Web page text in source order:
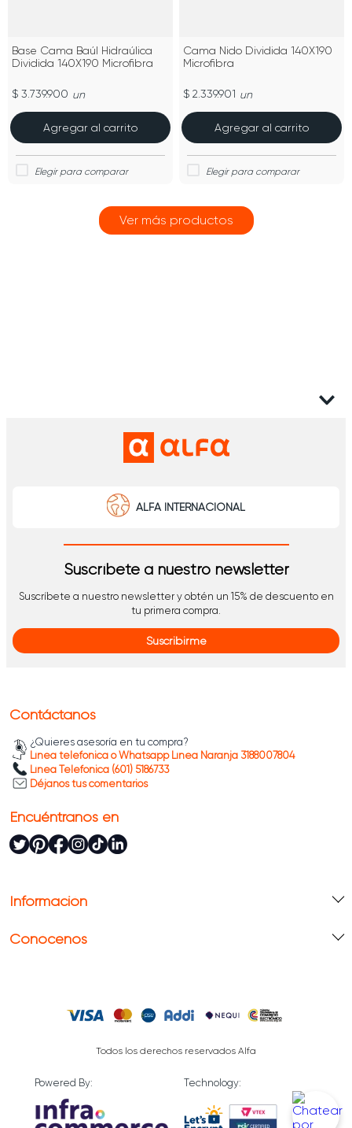
Base Cama Baúl Hidraúlica
Dividida 140X190 Microfibra
$ 3.739.900 un
Agregar al carrito
Cama Nido Dividida 140X190
Microfibra
$ 2.339.901 un
Agregar al carrito
ALFA INTERNACIONAL
Suscríbete a nuestro newsletter
Suscríbete a nuestro newsletter y obtén un 15% de descuento en
tu primera compra.
Suscribirme
Información
Conócenos
Contáctanos
¿Quieres asesoría en tu compra?
Línea telefónica o Whatsapp Línea Naranja 3188007804
Línea Telefónica (601) 5186733
Déjanos tus comentarios
Encuéntranos en
Todos los derechos reservados Alfa
Powered By: Technology: